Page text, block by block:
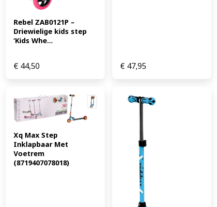
Rebel ZAB0121P –
Driewielige kids step
‘Kids Whe...
€ 44,50 € 47,95
Xq Max Step
Inklapbaar Met
Voetrem
(8719407078018)